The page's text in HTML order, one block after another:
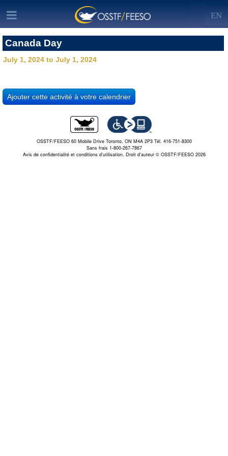
EN
Canada Day
July 1, 2024 to July 1, 2024
OSSTF/FEESO 60 Mobile Drive Toronto, ON M4A 2P3 Tél. 416-751-8300
Sans frais 1-800-267-7867
Avis de confidentialité et conditions d’utilisation. Droit d'auteur © OSSTF/FEESO 2026